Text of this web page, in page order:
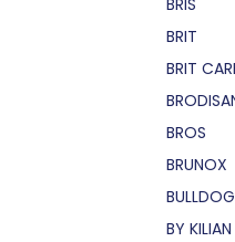
BRIS
BRIT
BRIT
BROS
BRUNOX
BULLDOG
BY KILIAN